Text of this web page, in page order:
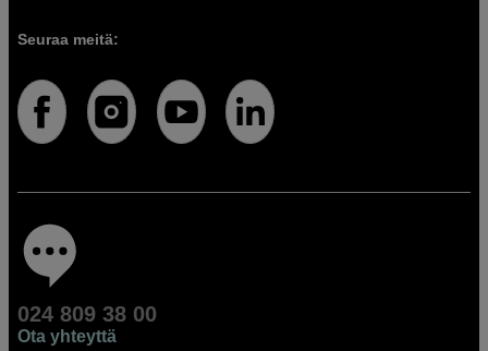
Seuraa meitä:
024 809 38 00
Ota yhteyttä